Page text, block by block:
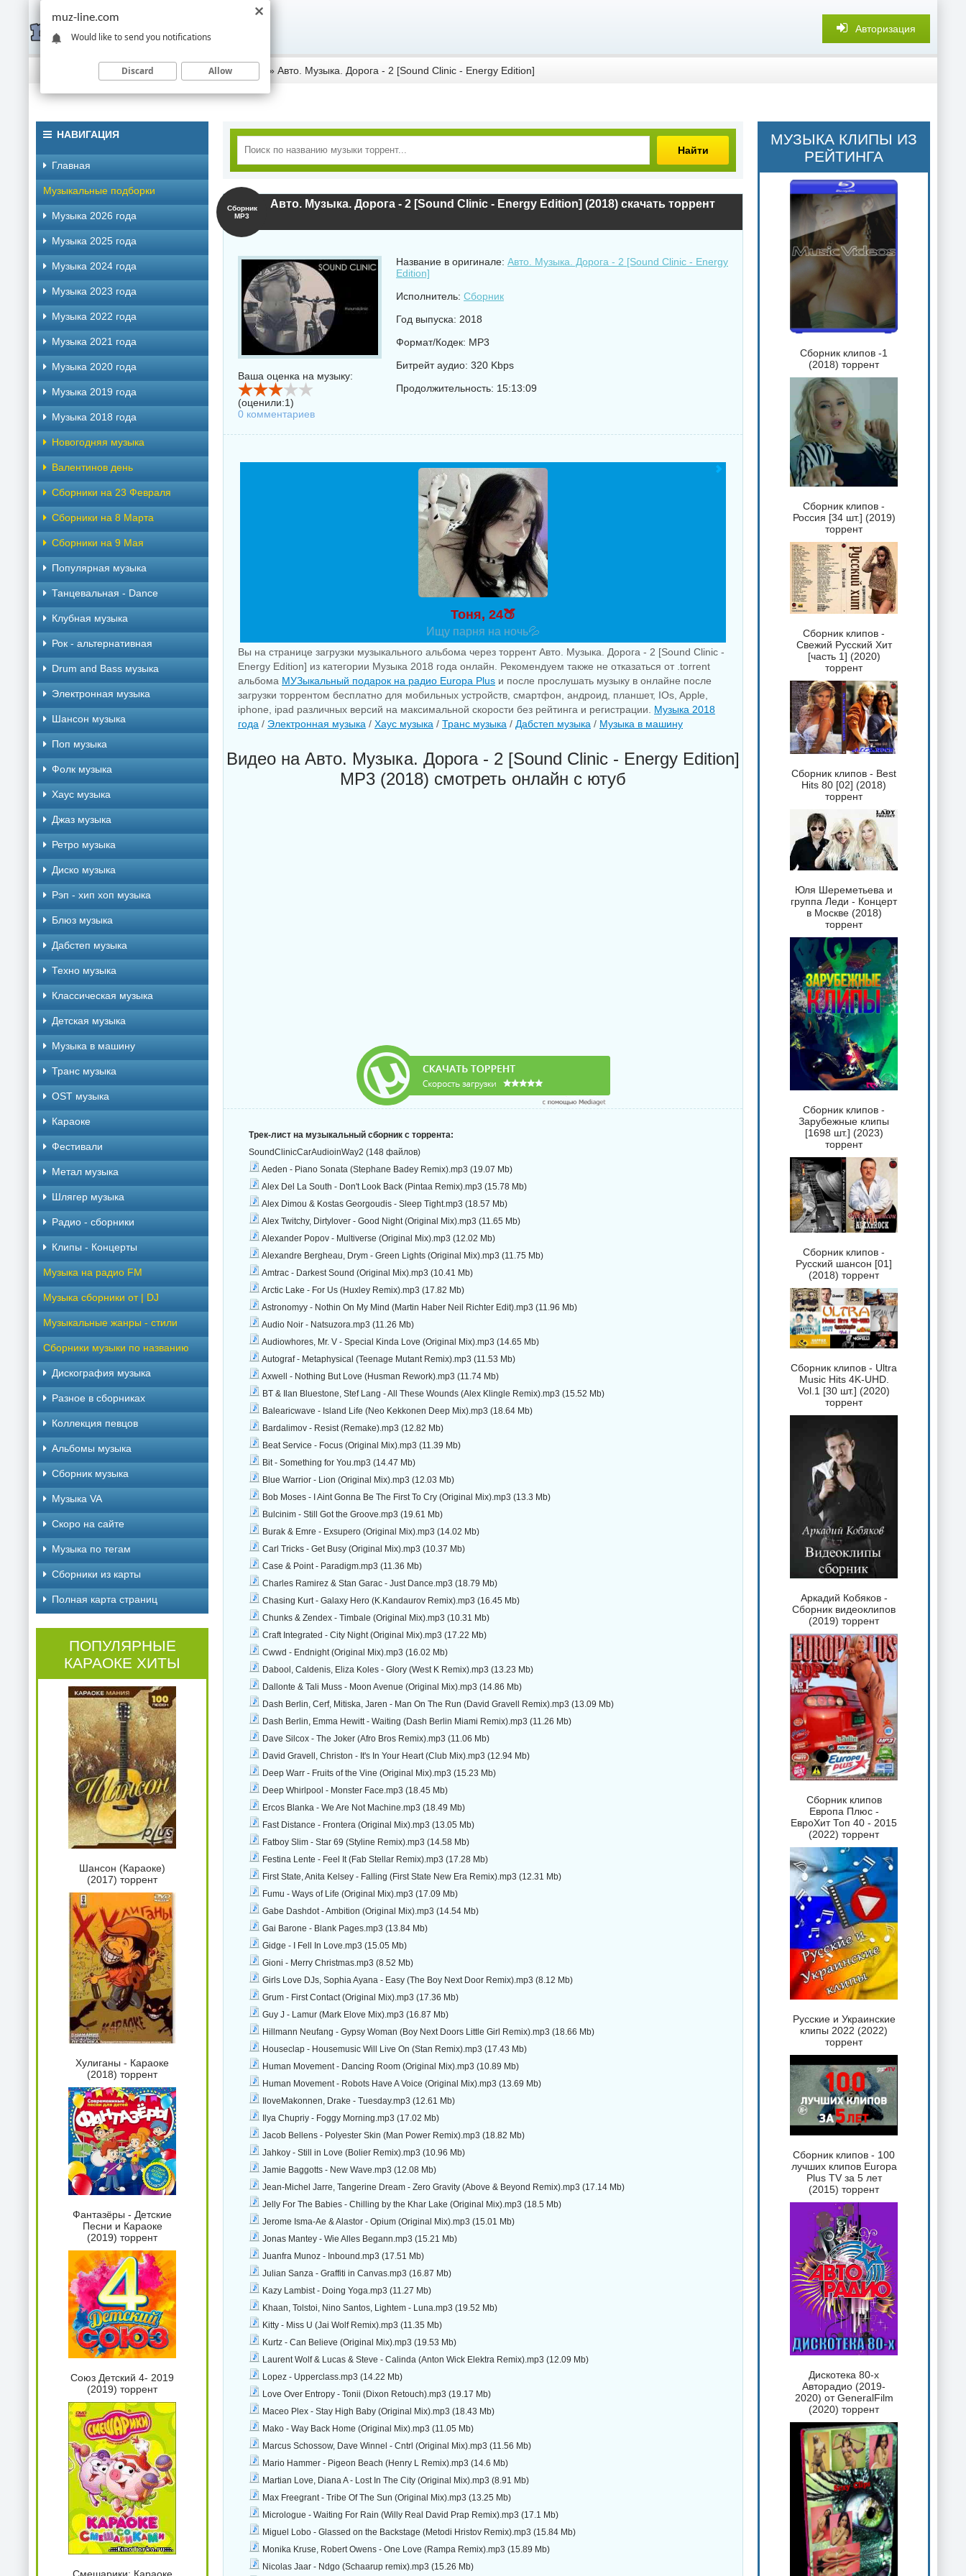
Авторизация
Скачать музыку торрентом Музыка 2018 года » Авто. Музыка. Дорога - 2 [Sound Clinic - Energy Edition]
Найти
Авто. Музыка. Дорога - 2 [Sound Clinic - Energy Edition] (2018) скачать торрент
Сборник
MP3
Ваша оценка на музыку:
(оценили:1)
0 комментариев
Название в оригинале: Авто. Музыка. Дорога - 2 [Sound Clinic - Energy
Edition]
Исполнитель: Сборник
Год выпуска: 2018
Формат/Кодек: MP3
Битрейт аудио: 320 Kbps
Продолжительность: 15:13:09
Тоня, 24🍑
Ищу парня на ночь💦
Вы на странице загрузки музыкального альбома через торрент Авто. Музыка. Дорога - 2 [Sound Clinic -
Energy Edition] из категории Музыка 2018 года онлайн. Рекомендуем также не отказаться от .torrent
альбома МУЗыкальный подарок на радио Europa Plus и после прослушать музыку в онлайне после
загрузки торрентом бесплатно для мобильных устройств, смартфон, андроид, планшет, IOs, Apple,
iphone, ipad различных версий на максимальной скорости без рейтинга и регистрации. Музыка 2018
года / Электронная музыка / Хаус музыка / Транс музыка / Дабстеп музыка / Музыка в машину
Видео на Авто. Музыка. Дорога - 2 [Sound Clinic - Energy Edition]
MP3 (2018) смотреть онлайн с ютуб
Трек-лист на музыкальный сборник с торрента:
SoundClinicCarAudioinWay2 (148 файлов)
Aeden - Piano Sonata (Stephane Badey Remix).mp3 (19.07 Mb)
Alex Del La South - Don't Look Back (Pintaa Remix).mp3 (15.78 Mb)
Alex Dimou & Kostas Georgoudis - Sleep Tight.mp3 (18.57 Mb)
Alex Twitchy, Dirtylover - Good Night (Original Mix).mp3 (11.65 Mb)
Alexander Popov - Multiverse (Original Mix).mp3 (12.02 Mb)
Alexandre Bergheau, Drym - Green Lights (Original Mix).mp3 (11.75 Mb)
Amtrac - Darkest Sound (Original Mix).mp3 (10.41 Mb)
Arctic Lake - For Us (Huxley Remix).mp3 (17.82 Mb)
Astronomyy - Nothin On My Mind (Martin Haber Neil Richter Edit).mp3 (11.96 Mb)
Audio Noir - Natsuzora.mp3 (11.26 Mb)
Audiowhores, Mr. V - Special Kinda Love (Original Mix).mp3 (14.65 Mb)
Autograf - Metaphysical (Teenage Mutant Remix).mp3 (11.53 Mb)
Axwell - Nothing But Love (Husman Rework).mp3 (11.74 Mb)
BT & Ilan Bluestone, Stef Lang - All These Wounds (Alex Klingle Remix).mp3 (15.52 Mb)
Balearicwave - Island Life (Neo Kekkonen Deep Mix).mp3 (18.64 Mb)
Bardalimov - Resist (Remake).mp3 (12.82 Mb)
Beat Service - Focus (Original Mix).mp3 (11.39 Mb)
Bit - Something for You.mp3 (14.47 Mb)
Blue Warrior - Lion (Original Mix).mp3 (12.03 Mb)
Bob Moses - I Aint Gonna Be The First To Cry (Original Mix).mp3 (13.3 Mb)
Bulcinim - Still Got the Groove.mp3 (19.61 Mb)
Burak & Emre - Exsupero (Original Mix).mp3 (14.02 Mb)
Carl Tricks - Get Busy (Original Mix).mp3 (10.37 Mb)
Case & Point - Paradigm.mp3 (11.36 Mb)
Charles Ramirez & Stan Garac - Just Dance.mp3 (18.79 Mb)
Chasing Kurt - Galaxy Hero (K.Kandaurov Remix).mp3 (16.45 Mb)
Chunks & Zendex - Timbale (Original Mix).mp3 (10.31 Mb)
Craft Integrated - City Night (Original Mix).mp3 (17.22 Mb)
Cwwd - Endnight (Original Mix).mp3 (16.02 Mb)
Dabool, Caldenis, Eliza Koles - Glory (West K Remix).mp3 (13.23 Mb)
Dallonte & Tali Muss - Moon Avenue (Original Mix).mp3 (14.86 Mb)
Dash Berlin, Cerf, Mitiska, Jaren - Man On The Run (David Gravell Remix).mp3 (13.09 Mb)
Dash Berlin, Emma Hewitt - Waiting (Dash Berlin Miami Remix).mp3 (11.26 Mb)
Dave Silcox - The Joker (Afro Bros Remix).mp3 (11.06 Mb)
David Gravell, Christon - It's In Your Heart (Club Mix).mp3 (12.94 Mb)
Deep Warr - Fruits of the Vine (Original Mix).mp3 (15.23 Mb)
Deep Whirlpool - Monster Face.mp3 (18.45 Mb)
Ercos Blanka - We Are Not Machine.mp3 (18.49 Mb)
Fast Distance - Frontera (Original Mix).mp3 (13.05 Mb)
Fatboy Slim - Star 69 (Styline Remix).mp3 (14.58 Mb)
Festina Lente - Feel It (Fab Stellar Remix).mp3 (17.28 Mb)
First State, Anita Kelsey - Falling (First State New Era Remix).mp3 (12.31 Mb)
Fumu - Ways of Life (Original Mix).mp3 (17.09 Mb)
Gabe Dashdot - Ambition (Original Mix).mp3 (14.54 Mb)
Gai Barone - Blank Pages.mp3 (13.84 Mb)
Gidge - I Fell In Love.mp3 (15.05 Mb)
Gioni - Merry Christmas.mp3 (8.52 Mb)
Girls Love DJs, Sophia Ayana - Easy (The Boy Next Door Remix).mp3 (8.12 Mb)
Grum - First Contact (Original Mix).mp3 (17.36 Mb)
Guy J - Lamur (Mark Elove Mix).mp3 (16.87 Mb)
Hillmann Neufang - Gypsy Woman (Boy Next Doors Little Girl Remix).mp3 (18.66 Mb)
Houseclap - Housemusic Will Live On (Stan Remix).mp3 (17.43 Mb)
Human Movement - Dancing Room (Original Mix).mp3 (10.89 Mb)
Human Movement - Robots Have A Voice (Original Mix).mp3 (13.69 Mb)
IloveMakonnen, Drake - Tuesday.mp3 (12.61 Mb)
Ilya Chupriy - Foggy Morning.mp3 (17.02 Mb)
Jacob Bellens - Polyester Skin (Man Power Remix).mp3 (18.82 Mb)
Jahkoy - Still in Love (Bolier Remix).mp3 (10.96 Mb)
Jamie Baggotts - New Wave.mp3 (12.08 Mb)
Jean-Michel Jarre, Tangerine Dream - Zero Gravity (Above & Beyond Remix).mp3 (17.14 Mb)
Jelly For The Babies - Chilling by the Khar Lake (Original Mix).mp3 (18.5 Mb)
Jerome Isma-Ae & Alastor - Opium (Original Mix).mp3 (15.01 Mb)
Jonas Mantey - Wie Alles Begann.mp3 (15.21 Mb)
Juanfra Munoz - Inbound.mp3 (17.51 Mb)
Julian Sanza - Graffiti in Canvas.mp3 (16.87 Mb)
Kazy Lambist - Doing Yoga.mp3 (11.27 Mb)
Khaan, Tolstoi, Nino Santos, Lightem - Luna.mp3 (19.52 Mb)
Kitty - Miss U (Jai Wolf Remix).mp3 (11.35 Mb)
Kurtz - Can Believe (Original Mix).mp3 (19.53 Mb)
Laurent Wolf & Lucas & Steve - Calinda (Anton Wick Elektra Remix).mp3 (12.09 Mb)
Lopez - Upperclass.mp3 (14.22 Mb)
Love Over Entropy - Tonii (Dixon Retouch).mp3 (19.17 Mb)
Maceo Plex - Stay High Baby (Original Mix).mp3 (18.43 Mb)
Mako - Way Back Home (Original Mix).mp3 (11.05 Mb)
Marcus Schossow, Dave Winnel - Cntrl (Original Mix).mp3 (11.56 Mb)
Mario Hammer - Pigeon Beach (Henry L Remix).mp3 (14.6 Mb)
Martian Love, Diana A - Lost In The City (Original Mix).mp3 (8.91 Mb)
Max Freegrant - Tribe Of The Sun (Original Mix).mp3 (13.25 Mb)
Micrologue - Waiting For Rain (Willy Real David Prap Remix).mp3 (17.1 Mb)
Miguel Lobo - Glassed on the Backstage (Metodi Hristov Remix).mp3 (15.84 Mb)
Monika Kruse, Robert Owens - One Love (Rampa Remix).mp3 (15.89 Mb)
Nicolas Jaar - Ndgo (Schaarup remix).mp3 (15.26 Mb)
НАВИГАЦИЯ
Главная
Музыкальные подборки
Музыка 2026 года
Музыка 2025 года
Музыка 2024 года
Музыка 2023 года
Музыка 2022 года
Музыка 2021 года
Музыка 2020 года
Музыка 2019 года
Музыка 2018 года
Новогодняя музыка
Валентинов день
Сборники на 23 Февраля
Сборники на 8 Марта
Сборники на 9 Мая
Популярная музыка
Танцевальная - Dance
Клубная музыка
Рок - альтернативная
Drum and Bass музыка
Электронная музыка
Шансон музыка
Поп музыка
Фолк музыка
Хаус музыка
Джаз музыка
Ретро музыка
Диско музыка
Рэп - хип хоп музыка
Блюз музыка
Дабстеп музыка
Техно музыка
Классическая музыка
Детская музыка
Музыка в машину
Транс музыка
OST музыка
Караоке
Фестивали
Метал музыка
Шлягер музыка
Радио - сборники
Клипы - Концерты
Музыка на радио FM
Музыка сборники от | DJ
Музыкальные жанры - стили
Сборники музыки по названию
Дискография музыка
Разное в сборниках
Коллекция певцов
Альбомы музыка
Сборник музыка
Музыка VA
Скоро на сайте
Музыка по тегам
Cборники из карты
Полная карта страниц
ПОПУЛЯРНЫЕ
КАРАОКЕ ХИТЫ
Шансон (Караоке)
(2017) торрент
Хулиганы - Караоке
(2018) торрент
Фантазёры - Детские
Песни и Караоке
(2019) торрент
Союз Детский 4- 2019
(2019) торрент
МУЗЫКА КЛИПЫ ИЗ
РЕЙТИНГА
Сборник клипов -1
(2018) торрент
Сборник клипов -
Россия [34 шт.] (2019)
торрент
Сборник клипов -
Свежий Русский Хит
[часть 1] (2020)
торрент
Сборник клипов - Best
Hits 80 [02] (2018)
торрент
Юля Шереметьева и
группа Леди - Концерт
в Москве (2018)
торрент
Сборник клипов -
Зарубежные клипы
[1698 шт.] (2023)
торрент
Сборник клипов -
Русский шансон [01]
(2018) торрент
Сборник клипов - Ultra
Music Hits 4K-UHD.
Vol.1 [30 шт.] (2020)
торрент
Аркадий Кобяков -
Сборник видеоклипов
(2019) торрент
Сборник клипов
Европа Плюс -
ЕвроХит Топ 40 - 2015
(2022) торрент
Русские и Украинские
клипы 2022 (2022)
торрент
Сборник клипов - 100
лучших клипов Europa
Plus TV за 5 лет
(2015) торрент
Дискотека 80-х
Авторадио (2019-
2020) от GeneralFilm
(2020) торрент
muz-line.com
Would like to send you notifications
Discard Allow